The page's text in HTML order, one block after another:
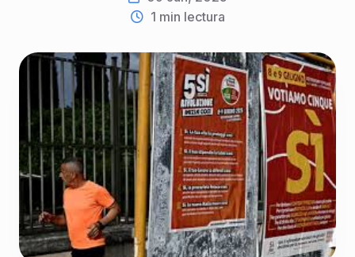
1 min lectura